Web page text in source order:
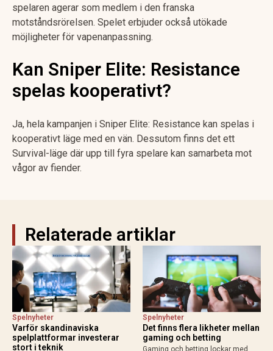
spelaren agerar som medlem i den franska
motståndsrörelsen. Spelet erbjuder också utökade
möjligheter för vapenanpassning.
Kan Sniper Elite: Resistance
spelas kooperativt?
Ja, hela kampanjen i Sniper Elite: Resistance kan spelas i
kooperativt läge med en vän. Dessutom finns det ett
Survival-läge där upp till fyra spelare kan samarbeta mot
vågor av fiender.
Relaterade artiklar
Varför skandinaviska
spelplattformar investerar
stort i teknik
Spelnyheter
Det finns flera likheter mellan
gaming och betting
Spelnyheter